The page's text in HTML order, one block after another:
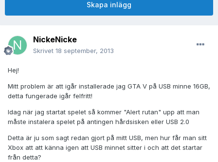
Skapa inlägg
NickeNicke
Skrivet 18 september, 2013
Hej!
Mitt problem är att igår installerade jag GTA V på USB minne 16GB,
detta fungerade igår felfritt!
Idag när jag startat spelet så kommer "Alert rutan" upp att man
måste instalera spelet på antingen hårdsisken eller USB 2.0
Detta är ju som sagt redan gjort på mitt USB, men hur får man sitt
Xbox att att känna igen att USB minnet sitter i och att det startar
från detta?